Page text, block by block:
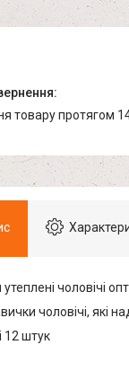
товару протягом
чоловічі
чоловічі, які
12 штук